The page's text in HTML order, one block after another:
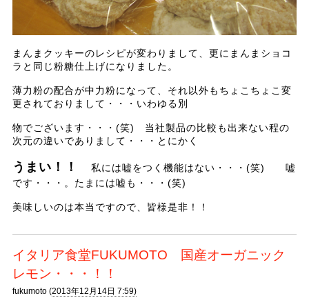
まんまクッキーのレシピが変わりまして、更にまんまショコ
ラと同じ粉糖仕上げになりました。
薄力粉の配合が中力粉になって、それ以外もちょこちょこ変
更されておりまして・・・いわゆる別
物でございます・・・(笑) 当社製品の比較も出来ない程の
次元の違いでありまして・・・とにかく
うまい！！
私には嘘をつく機能はない・・・(笑) 嘘
です・・・。たまには嘘も・・・(笑)
美味しいのは本当ですので、皆様是非！！
イタリア食堂FUKUMOTO 国産オーガニック
レモン・・・！！
fukumoto (2013年12月14日 7:59)